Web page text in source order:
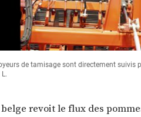
de tamisage sont directement suivis
revoit le flux des